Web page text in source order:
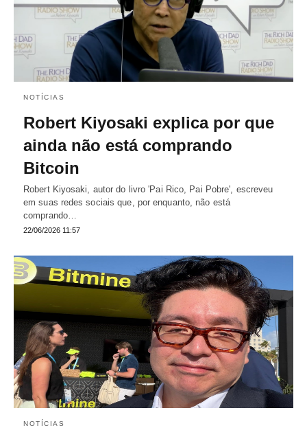
NOTÍCIAS
Robert Kiyosaki explica por que
ainda não está comprando
Bitcoin
Robert Kiyosaki, autor do livro 'Pai Rico, Pai Pobre', escreveu
em suas redes sociais que, por enquanto, não está
comprando…
22/06/2026 11:57
NOTÍCIAS